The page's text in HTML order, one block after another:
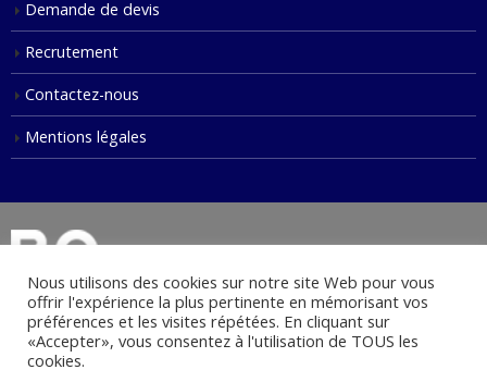
Demande de devis
Recrutement
Contactez-nous
Mentions légales
© Copyright 2021. Tous droits réservés.
Nous utilisons des cookies sur notre site Web pour vous
offrir l'expérience la plus pertinente en mémorisant vos
préférences et les visites répétées. En cliquant sur
«Accepter», vous consentez à l'utilisation de TOUS les
cookies.